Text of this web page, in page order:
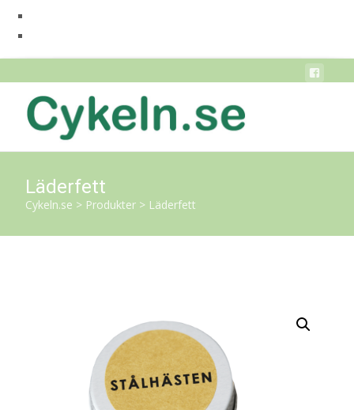
Läderfett
Cykeln.se > Produkter > Läderfett